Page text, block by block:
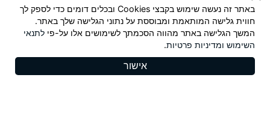
גבינת טברנה גבינת עיזים הגבינות של נני
המבורגר חלבי חלומי חרדל חרדל Maille
מנה עיקרית מנות פתיחה וביניים מנצ'גו סלט
באתר זה נעשה שימוש בקבצי Cookies ובכלים דומים כדי לספק לך
חווית גלישה המותאמת ומבוססת על נתוני הגלישה שלך באתר.
המשך הגלישה באתר מהווה הסכמתך לשימושים אלו על-פי לתנאי
השימוש ומדיניות פרטיות.
אישור